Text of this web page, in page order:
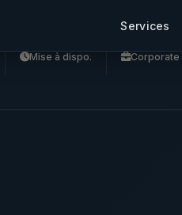
Services
Mise à dispo. Corporate